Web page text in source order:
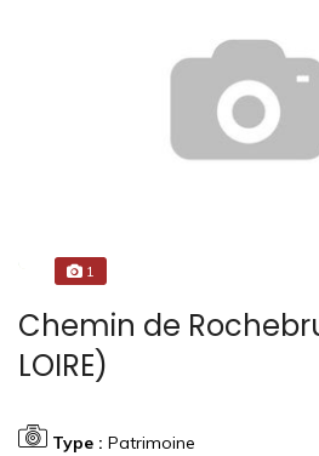
1
Chemin de
LOIRE)
Type : Patrimoine